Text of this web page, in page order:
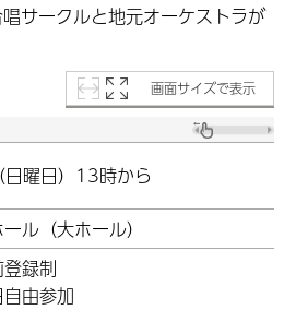
サークルと地元オーケストラが
画面サイズで表示
曜日）13時から
ル（大ホール）
録制
由参加